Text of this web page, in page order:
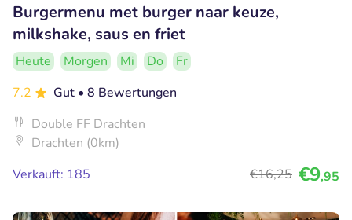
Burgermenu met burger naar keuze,
milkshake, saus en friet
Heute Morgen Mi Do
Fr
7.2
Gut • 8 Bewertungen
Double FF Drachten
Drachten (0km)
Verkauft: 185
€16,25 €9,95